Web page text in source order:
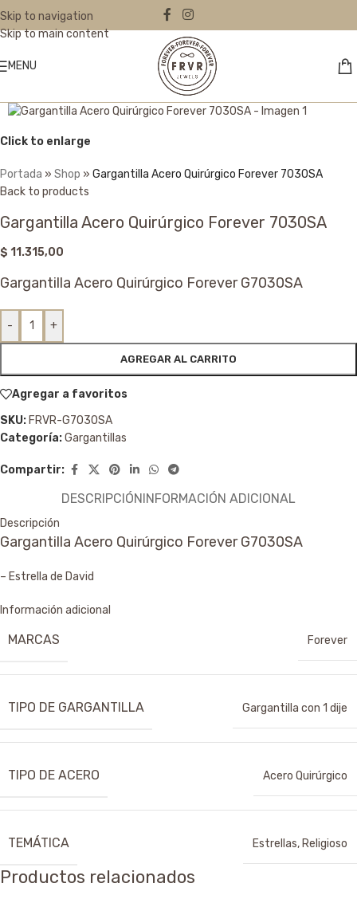
Skip to navigation
Skip to main content
MENU
Click to enlarge
Portada » Shop » Gargantilla Acero Quirúrgico Forever 7030SA
Back to products
Gargantilla Acero Quirúrgico Forever 7030SA
$ 11.315,00
Gargantilla Acero Quirúrgico Forever G7030SA
- +
AGREGAR AL CARRITO
Agregar a favoritos
SKU: FRVR-G7030SA
Categoría:Gargantillas
Compartir:
DESCRIPCIÓNINFORMACIÓN ADICIONAL
Descripción
Gargantilla Acero Quirúrgico Forever G7030SA
– Estrella de David
Información adicional
MARCAS Forever
TIPO DE GARGANTILLA Gargantilla con 1 dije
TIPO DE ACERO Acero Quirúrgico
TEMÁTICA Estrellas, Religioso
Productos relacionados